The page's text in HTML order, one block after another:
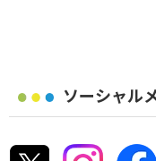
ソーシャル